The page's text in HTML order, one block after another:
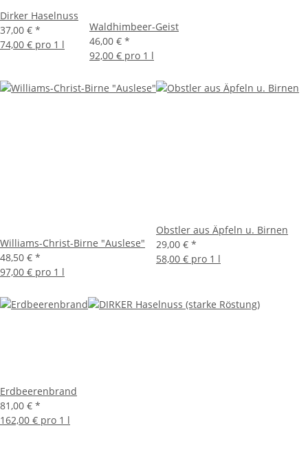
Dirker Haselnuss
37,00 € *
74,00 € pro 1 l
Waldhimbeer-Geist
46,00 € *
92,00 € pro 1 l
Williams-Christ-Birne "Auslese"
48,50 € *
97,00 € pro 1 l
Obstler aus Äpfeln u. Birnen
29,00 € *
58,00 € pro 1 l
Erdbeerenbrand
81,00 € *
162,00 € pro 1 l